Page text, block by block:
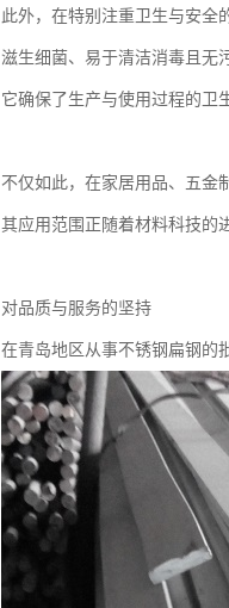
此外，在特别注重卫生与安全
滋生细菌、易于清洁消毒且无
它确保了生产与使用过程的卫
不仅如此，在家居用品、五金
其应用范围正随着材料科技的
对品质与服务的坚持
在青岛地区从事不锈钢扁钢的